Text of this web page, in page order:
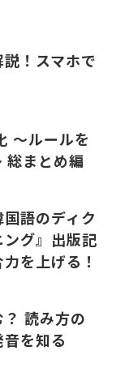
！スマホで
〜ルールを
総まとめ編
国語のディク
グ』出版記
を上げる！
読み方の
を知る